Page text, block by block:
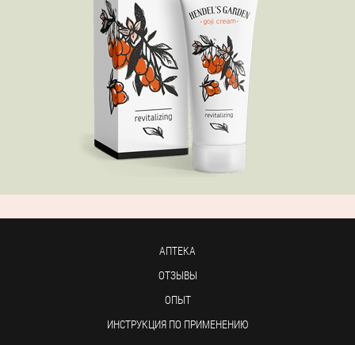
АПТЕКА
ОТЗЫВЫ
ОПЫТ
ИНСТРУКЦИЯ ПО ПРИМЕНЕНИЮ